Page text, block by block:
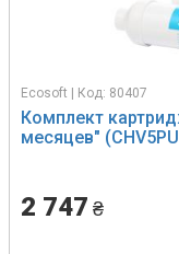
Ecosoft | Код: 80407
Комплект
месяцев"
2 747 ₴